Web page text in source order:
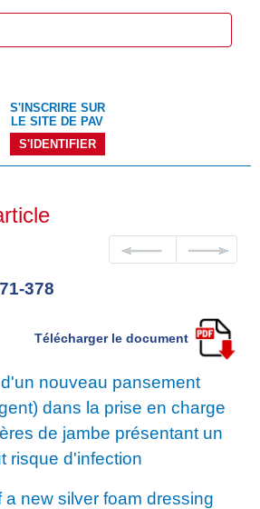
S'INSCRIRE SUR
LE SITE DE PAV
S'IDENTIFIER
378
Télécharger le document
nouveau pansement
dans la prise en charge
de jambe présentant un
risque d'infection
a new silver foam dressing